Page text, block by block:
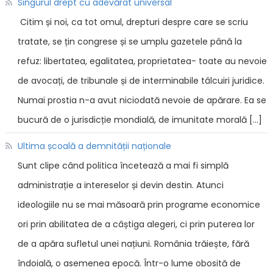
Citim și noi, ca tot omul, drepturi despre care se scriu
tratate, se țin congrese și se umplu gazetele până la
refuz: libertatea, egalitatea, proprietatea- toate au nevoie
de avocați, de tribunale și de interminabile tâlcuiri juridice.
Numai prostia n-a avut niciodată nevoie de apărare. Ea se
bucură de o jurisdicție mondială, de imunitate morală […]
Ultima școală a demnității naționale
Sunt clipe când politica încetează a mai fi simplă
administrație a intereselor și devin destin. Atunci
ideologiile nu se mai măsoară prin programe economice
ori prin abilitatea de a câștiga alegeri, ci prin puterea lor
de a apăra sufletul unei națiuni. România trăiește, fără
îndoială, o asemenea epocă. Într-o lume obosită de